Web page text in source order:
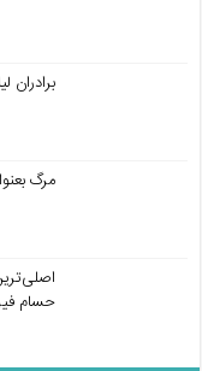
برادران
مرگ
حسام